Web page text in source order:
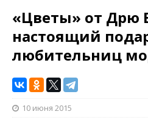
«Цветы» от Дрю
настоящий
любительниц
10 июня 2015